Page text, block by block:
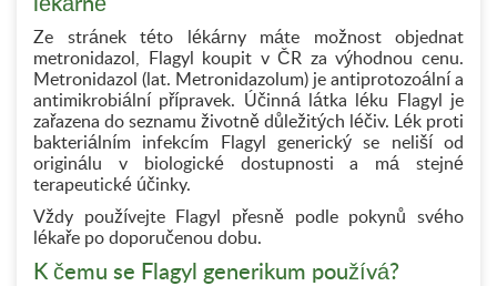
Ze stránek této lékárny máte možnost objednat
metronidazol, Flagyl koupit v ČR za výhodnou cenu.
Metronidazol (lat. Metronidazolum) je antiprotozoální a
antimikrobiální přípravek. Účinná látka léku Flagyl je
zařazena do seznamu životně důležitých léčiv. Lék proti
bakteriálním infekcím Flagyl generický se neliší od
originálu v biologické dostupnosti a má stejné
terapeutické účinky.
Vždy používejte Flagyl přesně podle pokynů svého
lékaře po doporučenou dobu.
K čemu se Flagyl generikum používá?